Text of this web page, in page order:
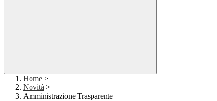
Home >
Novità >
Amministrazione Trasparente